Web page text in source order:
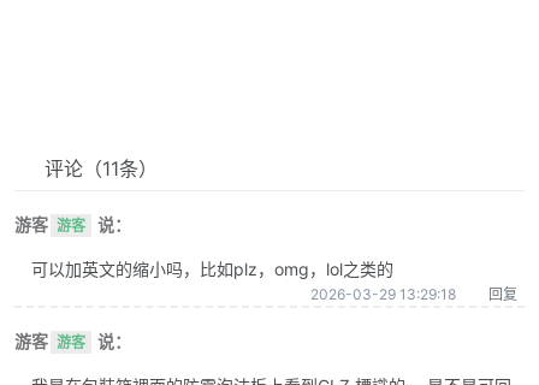
评论 （11条）
游客 游客 说：
可以加英文的缩小吗，比如plz，omg，lol之类的
2026-03-29 13:29:18 回复
游客 游客 说：